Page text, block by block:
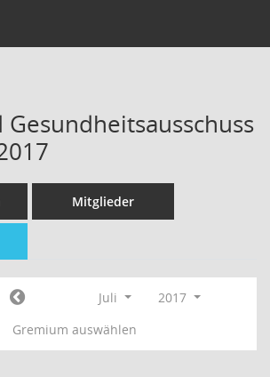
Gesundheitsausschuss
Mitglieder
Juli
2017
Gremium auswählen